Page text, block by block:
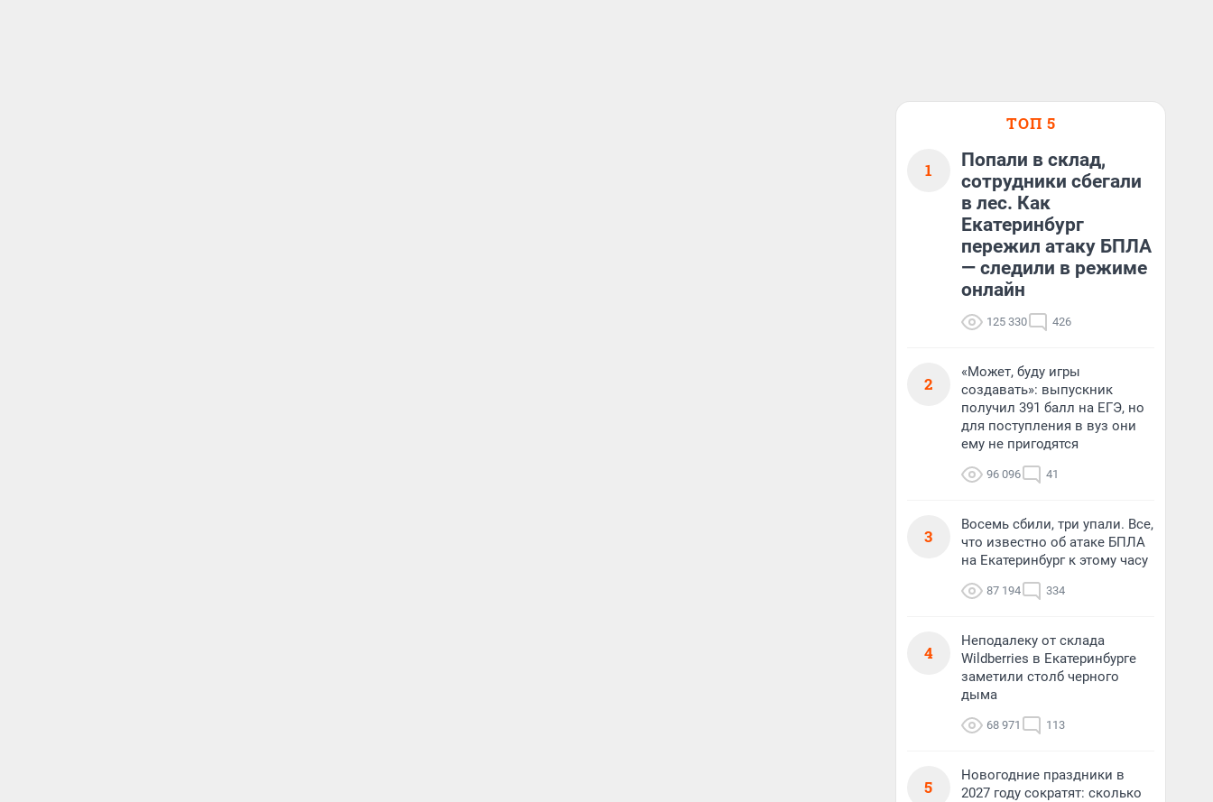
ТОП 5
1
Попали в склад,
сотрудники сбегали
в лес. Как
Екатеринбург
пережил атаку БПЛА
— следили в режиме
онлайн
125 330 426
2
«Может, буду игры
создавать»: выпускник
получил 391 балл на ЕГЭ, но
для поступления в вуз они
ему не пригодятся
96 096 41
3
Восемь сбили, три упали. Все,
что известно об атаке БПЛА
на Екатеринбург к этому часу
87 194 334
4
Неподалеку от склада
Wildberries в Екатеринбурге
заметили столб черного
дыма
68 971 113
5
Новогодние праздники в
2027 году сократят: сколько